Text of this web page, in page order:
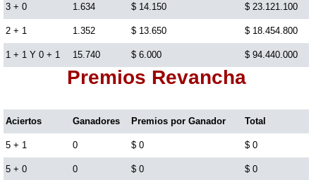
Extra de Colombia
Antioqueñita Día
Astro Sol
3 + 0 1.634 $ 14.150 $ 23.121.100
2 + 1 1.352 $ 13.650 $ 18.454.800
1 + 1 Y 0 + 1 15.740 $ 6.000 $ 94.440.000
Premios Revancha
Aciertos Ganadores Premios por Ganador Total
5 + 1 0 $ 0 $ 0
5 + 0 0 $ 0 $ 0